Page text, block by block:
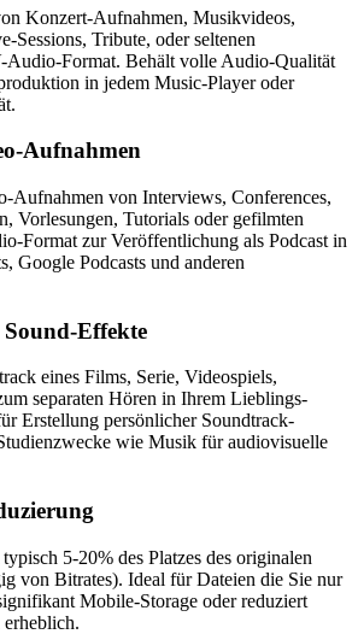
Konzert-Aufnahmen, Musikvideos,
Sessions, Tribute, oder seltenen
Audio-Format. Behält volle Audio-Qualität
in jedem Music-Player oder
Aufnahmen
Aufnahmen von Interviews, Conferences,
Vorlesungen, Tutorials oder gefilmten
Format zur Veröffentlichung als Podcast in
Google Podcasts und anderen
Effekte
eines Films, Serie, Videospiels,
separaten Hören in Ihrem Lieblings-
Erstellung persönlicher Soundtrack-
wie Musik für audiovisuelle
5-20% des Platzes des originalen
von Bitrates). Ideal für Dateien die Sie nur
Mobile-Storage oder reduziert